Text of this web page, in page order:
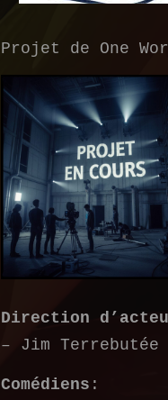
Projet de One
Direction
– Jim Terrebutée
Comédiens :